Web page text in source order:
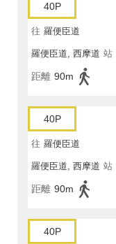
40P
往 羅便臣道
羅便臣道, 西摩道 站
距離 90m
40P
往 羅便臣道
羅便臣道, 西摩道 站
距離 90m
40P